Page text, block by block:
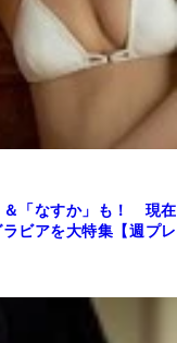
＆「なすか」も！ 現在
ビアを大特集【週プレ